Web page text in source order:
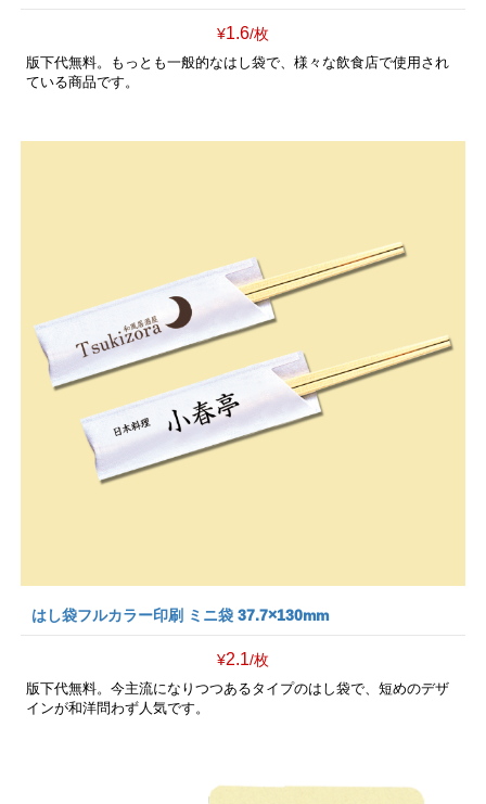
¥1.6/枚
版下代無料。もっとも一般的なはし袋で、様々な飲食店で使用され
ている商品です。
はし袋フルカラー印刷 ミニ袋 37.7×130mm
¥2.1/枚
版下代無料。今主流になりつつあるタイプのはし袋で、短めのデザ
インが和洋問わず人気です。